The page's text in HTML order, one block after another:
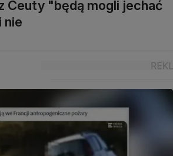
Ceuty "będą mogli jechać
nie